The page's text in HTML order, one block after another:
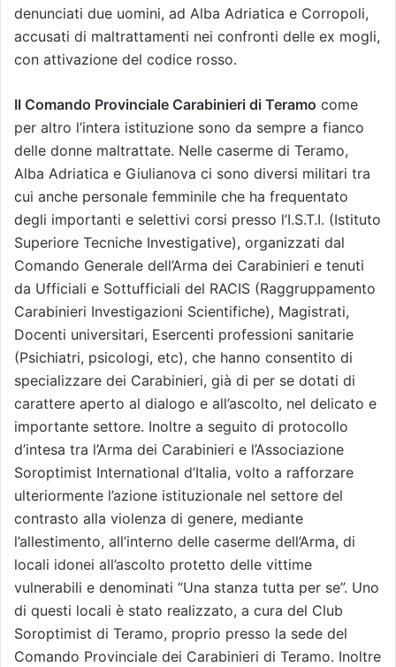
denunciati due uomini, ad Alba Adriatica e Corropoli,
accusati di maltrattamenti nei confronti delle ex mogli,
con attivazione del codice rosso.
Il Comando Provinciale Carabinieri di Teramo come
per altro l’intera istituzione sono da sempre a fianco
delle donne maltrattate. Nelle caserme di Teramo,
Alba Adriatica e Giulianova ci sono diversi militari tra
cui anche personale femminile che ha frequentato
degli importanti e selettivi corsi presso l’I.S.T.I. (Istituto
Superiore Tecniche Investigative), organizzati dal
Comando Generale dell’Arma dei Carabinieri e tenuti
da Ufficiali e Sottufficiali del RACIS (Raggruppamento
Carabinieri Investigazioni Scientifiche), Magistrati,
Docenti universitari, Esercenti professioni sanitarie
(Psichiatri, psicologi, etc), che hanno consentito di
specializzare dei Carabinieri, già di per se dotati di
carattere aperto al dialogo e all’ascolto, nel delicato e
importante settore. Inoltre a seguito di protocollo
d’intesa tra l’Arma dei Carabinieri e l’Associazione
Soroptimist International d’Italia, volto a rafforzare
ulteriormente l’azione istituzionale nel settore del
contrasto alla violenza di genere, mediante
l’allestimento, all’interno delle caserme dell’Arma, di
locali idonei all’ascolto protetto delle vittime
vulnerabili e denominati “Una stanza tutta per se”. Uno
di questi locali è stato realizzato, a cura del Club
Soroptimist di Teramo, proprio presso la sede del
Comando Provinciale dei Carabinieri di Teramo. Inoltre